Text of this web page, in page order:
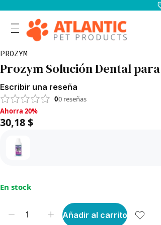
PROZYM
Prozym Solución Dental
Escribir una reseña
00 reseñas
Ahorra 20%, 30,18 $
Ahorra 20%
30,18 $
En stock
Añadir al carrito